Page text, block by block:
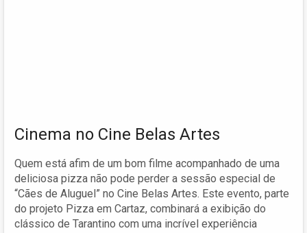
Cinema no Cine Belas Artes
Quem está afim de um bom filme acompanhado de uma
deliciosa pizza não pode perder a sessão especial de
“Cães de Aluguel” no Cine Belas Artes. Este evento, parte
do projeto Pizza em Cartaz, combinará a exibição do
clássico de Tarantino com uma incrível experiência